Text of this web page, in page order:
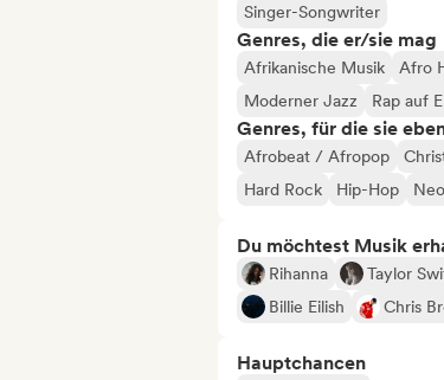
Singer-Songwriter
Genres, die er/sie mag
Afrikanische Musik Afro
Moderner Jazz
Rap auf
Genres, für die sie
Afrobeat / Afropop
Hard Rock
Hip-Hop
Du möchtest Musik
Rihanna Taylor
Billie Eilish
Chris
Hauptchancen